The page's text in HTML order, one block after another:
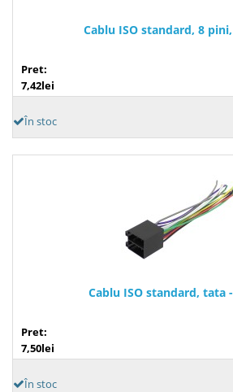
Cablu ISO standard, 8 pini,
Pret:
7,42lei
În stoc
Cablu ISO standard, tata
Pret:
7,50lei
În stoc